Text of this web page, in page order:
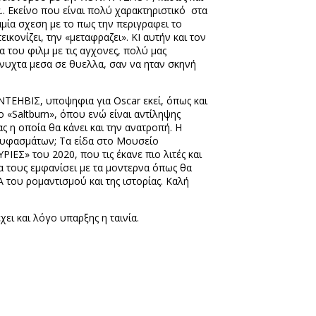
που είναι πολύ χαρακτηριστικό στα
σχεση με το πως την περιγραφει το
την «μεταφραζει». ΚΙ αυτήν και τον
του φιλμ με τις αγχονες, πολύ μας
μεσα σε θυελλα, σαν να ηταν σκηνή
υποψηφια για Oscarεκεί, όπως και
«Saltburn», όπου ενώ είναι αντίληψης
η οποία θα κάνει και την ανατροπή. Η
Τα είδα στο Μουσείο
του 2020, που τις έκανε πιο λιτές και
τους εμφανίσει με τα μοντερνα όπως θα
ρομαντισμού και της ιστορίας. Καλή
και λόγο υπαρξης η ταινία.